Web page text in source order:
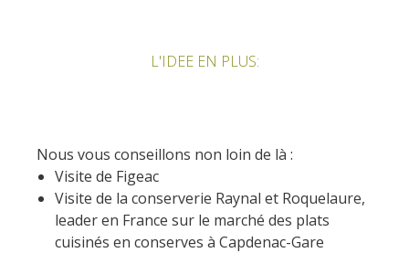
L'IDEE EN PLUS:
Nous vous conseillons non loin de là :
Visite de Figeac
Visite de la conserverie Raynal et Roquelaure,
leader en France sur le marché des plats
cuisinés en conserves à Capdenac-Gare